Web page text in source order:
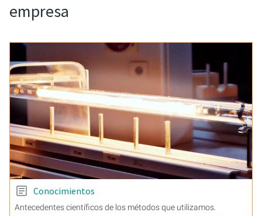
empresa
Conocimientos
Antecedentes científicos de los métodos que utilizamos.